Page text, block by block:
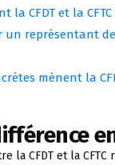
la CFDT et la
représentant
mènent la
la CFDT et la